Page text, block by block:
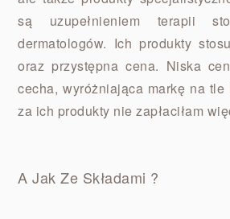
są uzupełnieniem terapii
dermatologów. Ich produkty
oraz przystępna cena. Niska
cecha, wyróżniająca markę na tle
za ich produkty nie zapłaciłam
A Jak Ze Składami ?